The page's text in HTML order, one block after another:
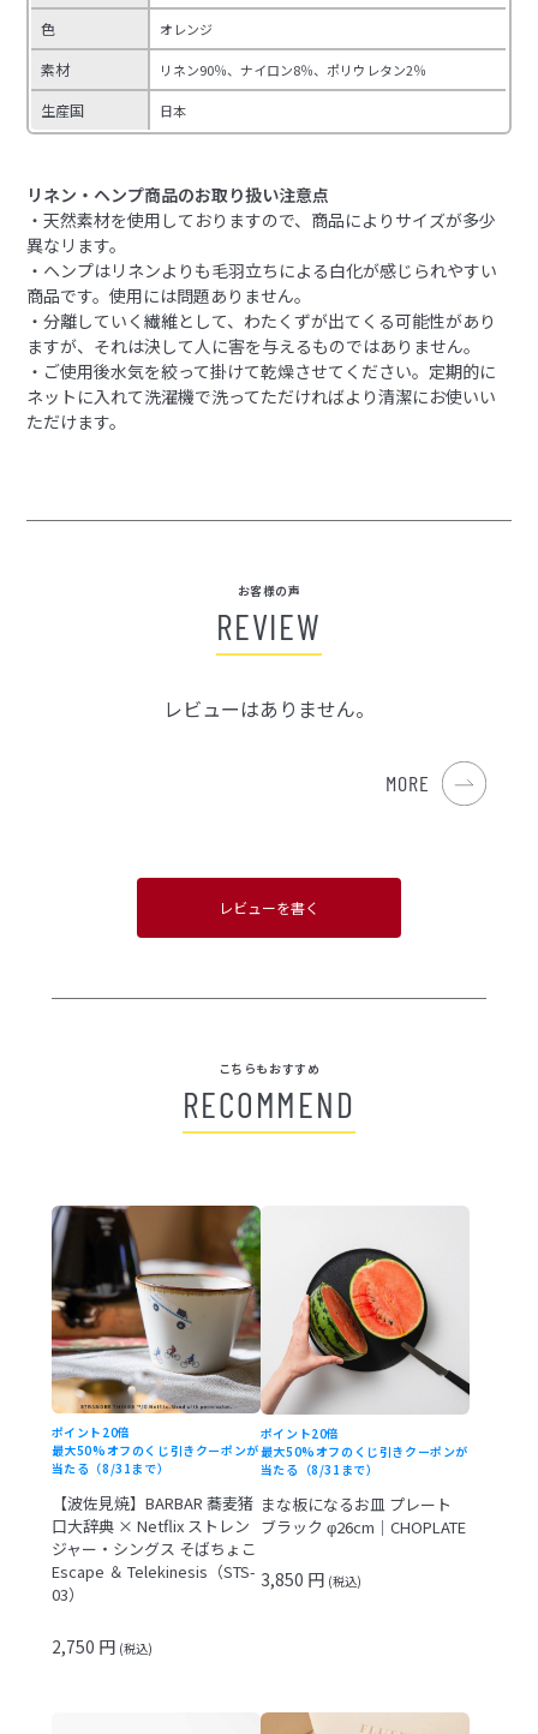
色 オレンジ
素材 リネン90％、ナイロン8％、ポリウレタン2％
生産国 日本
リネン・ヘンプ商品のお取り扱い注意点
・天然素材を使用しておりますので、商品によりサイズが多少
異なリます。
・ヘンプはリネンよりも毛羽立ちによる白化が感じられやすい
商品です。使用には問題ありません。
・分離していく繊維として、わたくずが出てくる可能性があり
ますが、それは決して人に害を与えるものではありません。
・ご使用後水気を絞って掛けて乾燥させてください。定期的に
ネットに入れて洗濯機で洗ってただければより清潔にお使いい
ただけます。
お客様の声
REVIEW
レビューはありません。
MORE
レビューを書く
こちらもおすすめ
RECOMMEND
ポイント20倍
最大50%オフのくじ引きクーポンが
当たる（8/31まで）
【波佐見焼】BARBAR 蕎麦猪
口大辞典 × Netflix ストレン
ジャー・シングス そばちょこ
Escape ＆ Telekinesis（STS-
03）
2,750 円 (税込)
ポイント20倍
最大50%オフのくじ引きクーポンが
当たる（8/31まで）
まな板になるお皿 プレート
ブラック φ26cm｜CHOPLATE
3,850 円 (税込)